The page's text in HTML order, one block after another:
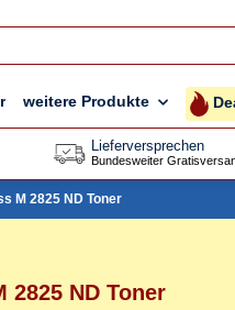
weitere Produkte
Lieferversprechen
Bundesweiter
M 2825 ND Toner
2825 ND Toner